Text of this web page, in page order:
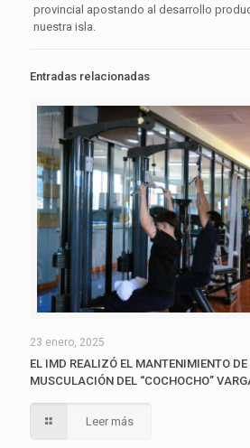
provincial apostando al desarrollo
nuestra isla.
Entradas relacionadas
23 enero, 2025
EL IMD REALIZÓ EL MANTENIMIENTO
MUSCULACIÓN DEL “COCHOCHO”
Leer más